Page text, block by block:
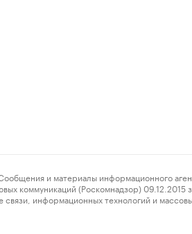
и материалы информационного
коммуникаций (Роскомнадзор)
информационных технологий и